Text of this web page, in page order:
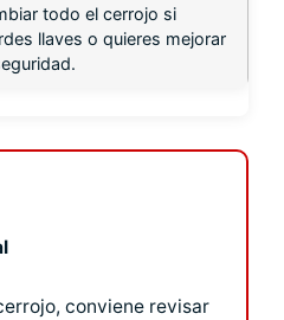
todo el cerrojo si
llaves o quieres mejorar
conviene revisar